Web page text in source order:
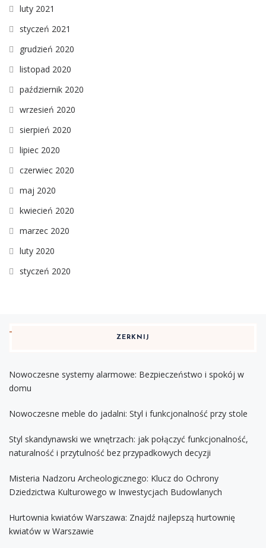
luty 2021
styczeń 2021
grudzień 2020
listopad 2020
październik 2020
wrzesień 2020
sierpień 2020
lipiec 2020
czerwiec 2020
maj 2020
kwiecień 2020
marzec 2020
luty 2020
styczeń 2020
ZERKNIJ
Nowoczesne systemy alarmowe: Bezpieczeństwo i spokój w
domu
Nowoczesne meble do jadalni: Styl i funkcjonalność przy stole
Styl skandynawski we wnętrzach: jak połączyć funkcjonalność,
naturalność i przytulność bez przypadkowych decyzji
Misteria Nadzoru Archeologicznego: Klucz do Ochrony
Dziedzictwa Kulturowego w Inwestycjach Budowlanych
Hurtownia kwiatów Warszawa: Znajdź najlepszą hurtownię
kwiatów w Warszawie